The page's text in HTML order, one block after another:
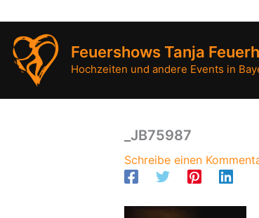
Inhalt
springen
Feuershows Tanja
Hochzeiten und andere Events in
_JB75987
Schreibe einen